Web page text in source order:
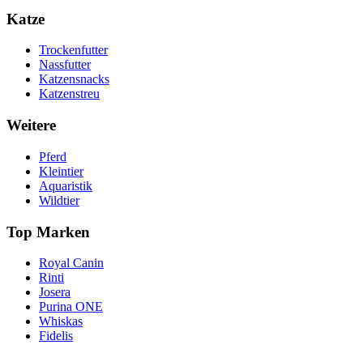
Katze
Trockenfutter
Nassfutter
Katzensnacks
Katzenstreu
Weitere
Pferd
Kleintier
Aquaristik
Wildtier
Top Marken
Royal Canin
Rinti
Josera
Purina ONE
Whiskas
Fidelis